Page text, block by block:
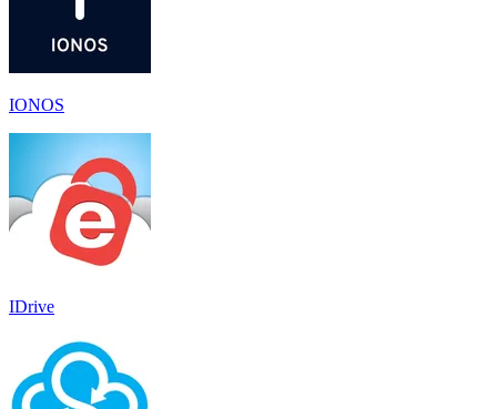
IONOS
IDrive